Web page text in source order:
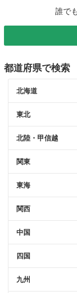
誰で
都道府県で検索
北海道
東北
北陸・甲信越
関東
東海
関西
中国
四国
九州